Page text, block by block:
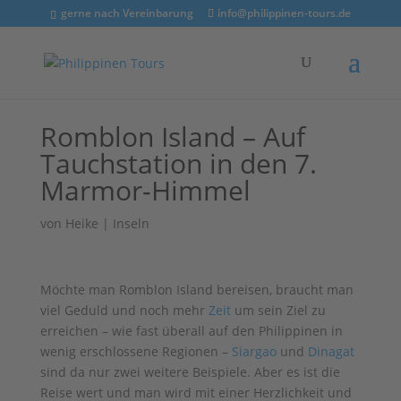
gerne nach Vereinbarung info@philippinen-tours.de
Romblon Island – Auf
Tauchstation in den 7.
Marmor-Himmel
von Heike | Inseln
Möchte man Romblon Island bereisen, braucht man
viel Geduld und noch mehr Zeitum sein Ziel zu
erreichen – wie fast überall auf den Philippinen in
wenig erschlossene Regionen – Siargaound Dinagat
sind da nur zwei weitere Beispiele. Aber es ist die
Reise wert und man wird mit einer Herzlichkeit und